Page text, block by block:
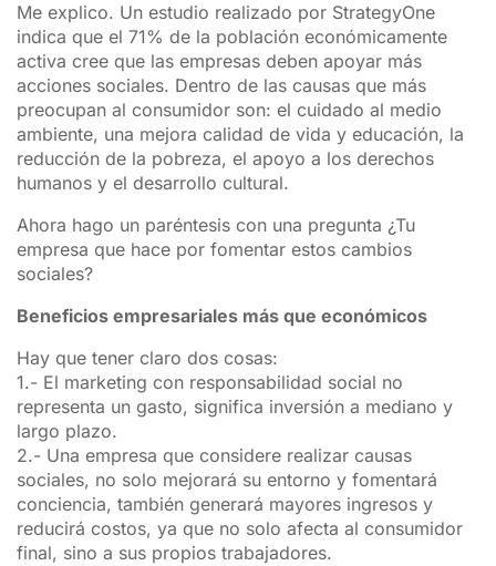
Me explico. Un estudio realizado por StrategyOne
indica que el 71% de la población económicamente
activa cree que las empresas deben apoyar más
acciones sociales. Dentro de las causas que más
preocupan al consumidor son: el cuidado al medio
ambiente, una mejora calidad de vida y educación, la
reducción de la pobreza, el apoyo a los derechos
humanos y el desarrollo cultural.
Ahora hago un paréntesis con una pregunta ¿Tu
empresa que hace por fomentar estos cambios
sociales?
Beneficios empresariales más que económicos
Hay que tener claro dos cosas:
1.- El marketing con responsabilidad social no
representa un gasto, significa inversión a mediano y
largo plazo.
2.- Una empresa que considere realizar causas
sociales, no solo mejorará su entorno y fomentará
conciencia, también generará mayores ingresos y
reducirá costos, ya que no solo afecta al consumidor
final, sino a sus propios trabajadores.